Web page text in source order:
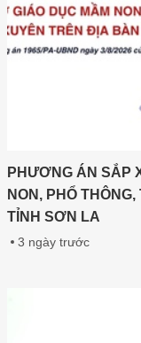
PHƯƠNG ÁN SẮP
NON, PHỔ
TỈNH SƠN LA
3 ngày trước